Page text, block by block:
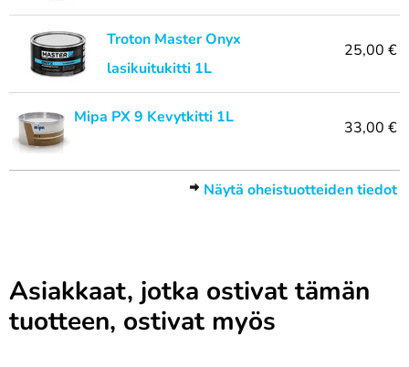
Troton Master Onyx
lasikuitukitti 1L
25,00 €
Mipa PX 9 Kevytkitti 1L
33,00 €
Näytä oheistuotteiden tiedot
Asiakkaat, jotka ostivat tämän
tuotteen, ostivat myös